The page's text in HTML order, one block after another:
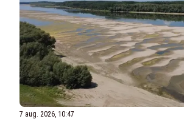
7 aug. 2026, 10:47